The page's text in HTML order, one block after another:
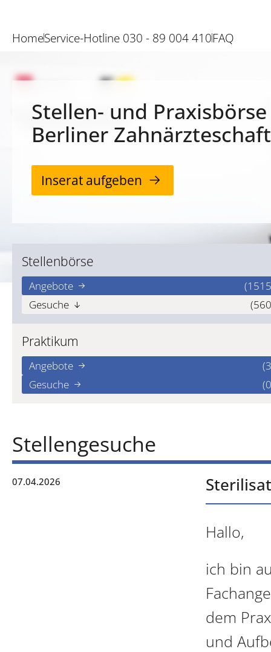
HomeService-Hotline 030 - 89 004 410FAQ
Stellen- und
Berliner Zahnärzteschaft
Inserat aufgeben
Stellenbörse
Angebote
Gesuche
Praktikum
Angebote
Gesuche
Stellengesuche
07.04.2026
Hallo,
ich bin
dem
und